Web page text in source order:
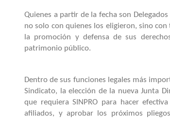
Quienes a partir de la fecha son
no solo con quienes los eligieron, sino
la promoción y defensa de sus
patrimonio público.
Dentro de sus funciones legales más
Sindicato, la elección de la nueva Junta
que requiera SINPRO para hacer
afiliados, y aprobar los próximos